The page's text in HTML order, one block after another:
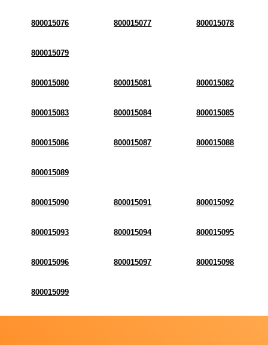
800015076 800015077 800015078
800015079
800015080 800015081 800015082
800015083 800015084 800015085
800015086 800015087 800015088
800015089
800015090 800015091 800015092
800015093 800015094 800015095
800015096 800015097 800015098
800015099